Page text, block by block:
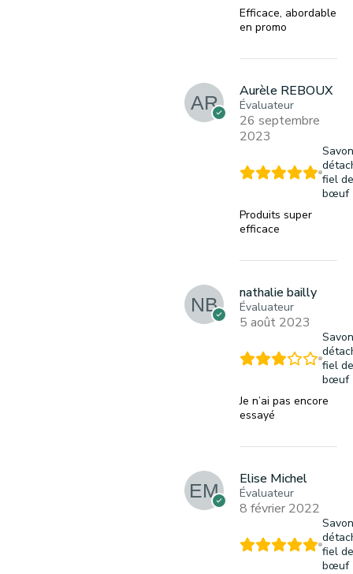
Efficace, abordable
en promo
Aurèle REBOUX
Évaluateur
26 septembre
2023
Savon
fiel de
bœuf
Produits super
efficace
nathalie bailly
Évaluateur
5 août 2023
Savon
fiel de
bœuf
Je n’ai pas encore
essayé
Elise Michel
Évaluateur
8 février 2022
Savon
fiel de
bœuf